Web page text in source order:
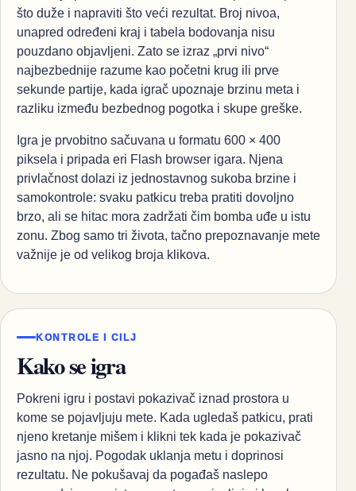
što duže i napraviti što veći rezultat. Broj nivoa,
unapred određeni kraj i tabela bodovanja nisu
pouzdano objavljeni. Zato se izraz „prvi nivo“
najbezbednije razume kao početni krug ili prve
sekunde partije, kada igrač upoznaje brzinu meta i
razliku između bezbednog pogotka i skupe greške.
Igra je prvobitno sačuvana u formatu 600 × 400
piksela i pripada eri Flash browser igara. Njena
privlačnost dolazi iz jednostavnog sukoba brzine i
samokontrole: svaku patkicu treba pratiti dovoljno
brzo, ali se hitac mora zadržati čim bomba uđe u istu
zonu. Zbog samo tri života, tačno prepoznavanje mete
važnije je od velikog broja klikova.
KONTROLE I CILJ
Kako se igra
Pokreni igru i postavi pokazivač iznad prostora u
kome se pojavljuju mete. Kada ugledaš patkicu, prati
njeno kretanje mišem i klikni tek kada je pokazivač
jasno na njoj. Pogodak uklanja metu i doprinosi
rezultatu. Ne pokušavaj da pogađaš naslepo